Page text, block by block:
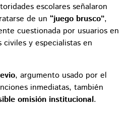
escolares señalaron
de un “juego brusco”,
cuestionada por usuarios en
y especialistas en
, argumento usado por el
inmediatas, también
omisión institucional.